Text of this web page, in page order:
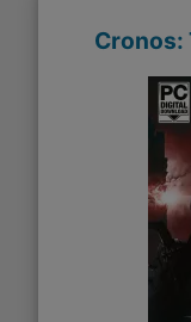
Cronos: